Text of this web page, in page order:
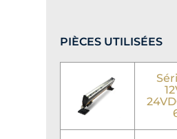
PIÈCES UTILISÉES